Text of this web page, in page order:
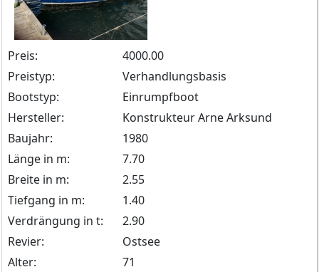
Preis:
4000.00
Preistyp:
Verhandlungsbasis
Bootstyp:
Einrumpfboot
Hersteller:
Konstrukteur Arne Arksund
Baujahr:
1980
Länge in m:
7.70
Breite in m:
2.55
Tiefgang in m:
1.40
Verdrängung in t:
2.90
Revier:
Ostsee
Alter:
71